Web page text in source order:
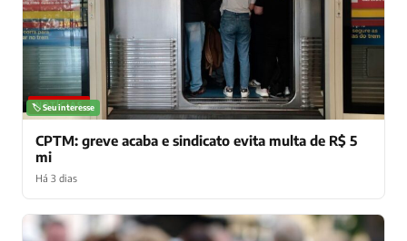
NOTÍCIAS
🏷️ Seu interesse
CPTM: greve acaba e sindicato evita multa de R$ 5
mi
Há 3 dias